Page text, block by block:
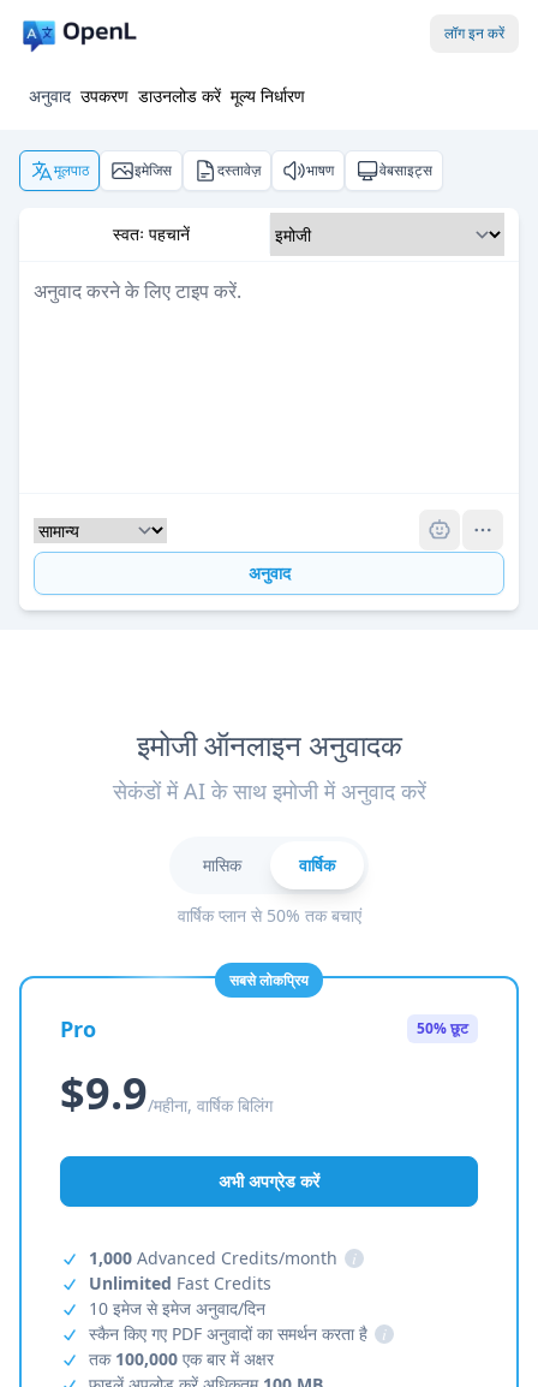
लॉग इन करें
अनुवाद उपकरण डाउनलोड करें मूल्य निर्धारण
मूलपाठ इमेजिस दस्तावेज़ भाषण वेबसाइट्स
स्वतः पहचानें
अनुवाद
इमोजी ऑनलाइन अनुवादक
सेकंडों में AI के साथ इमोजी में अनुवाद करें
मासिक वार्षिक
वार्षिक प्लान से 50% तक बचाएं
सबसे लोकप्रिय
Pro 50% छूट
$9.9/महीना, वार्षिक बिलिंग
अभी अपग्रेड करें
1,000 Advanced Credits/month
i
Unlimited Fast Credits
10 इमेज से इमेज अनुवाद/दिन
स्कैन किए गए PDF अनुवादों का समर्थन करता है
i
तक 100,000 एक बार में अक्षर